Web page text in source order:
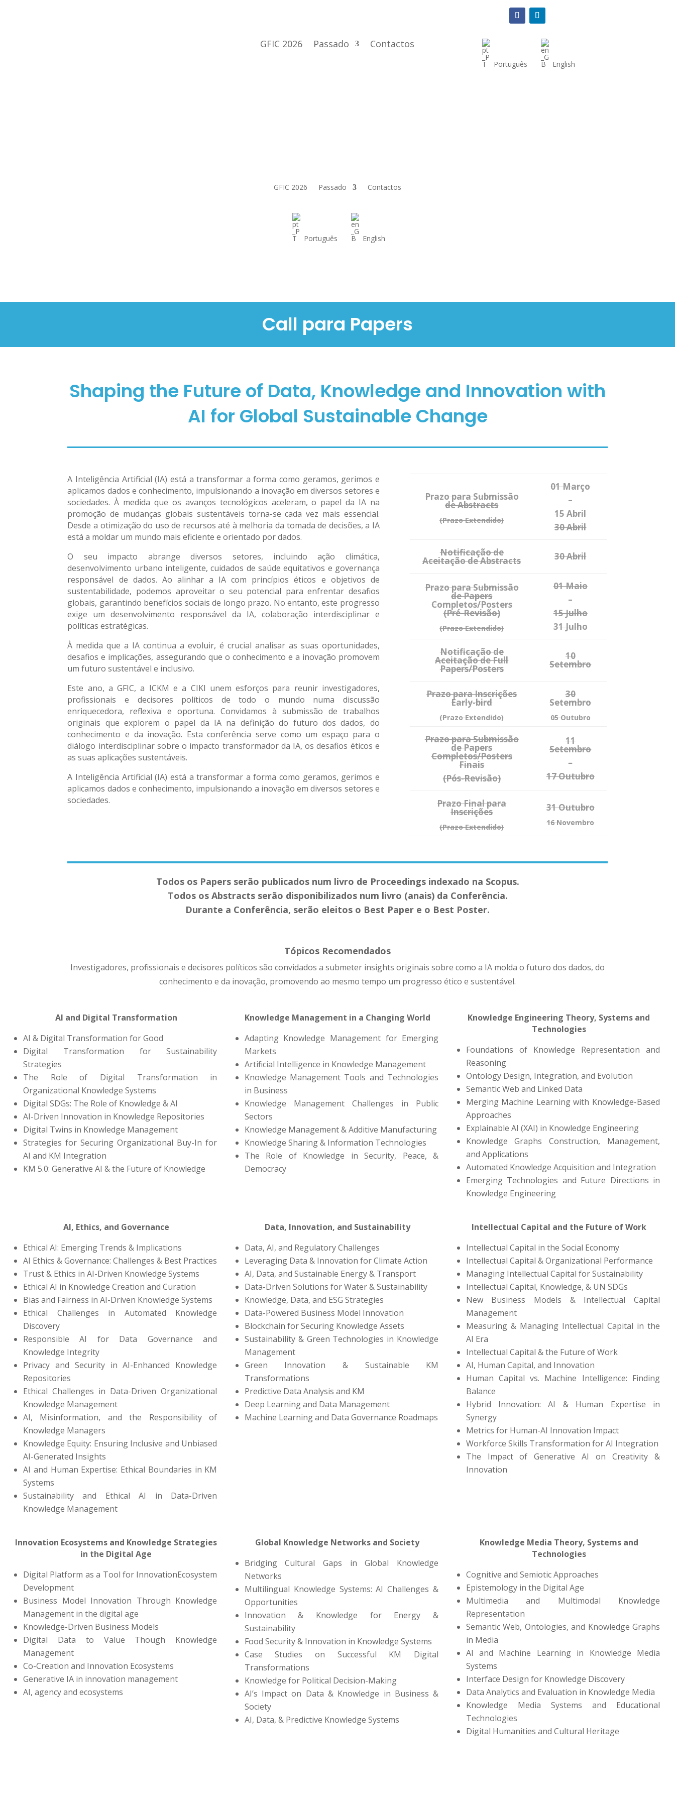
GFIC 2026 Passado Contactos
Português English
GFIC 2026 Passado Contactos
Português English
Call para Papers
Shaping the Future of Data, Knowledge and Innovation with
AI for Global Sustainable Change
A Inteligência Artificial (IA) está a transformar a forma como geramos, gerimos e
aplicamos dados e conhecimento, impulsionando a inovação em diversos setores e
sociedades. À medida que os avanços tecnológicos aceleram, o papel da IA na
promoção de mudanças globais sustentáveis torna-se cada vez mais essencial.
Desde a otimização do uso de recursos até à melhoria da tomada de decisões, a IA
está a moldar um mundo mais eficiente e orientado por dados.
O seu impacto abrange diversos setores, incluindo ação climática,
desenvolvimento urbano inteligente, cuidados de saúde equitativos e governança
responsável de dados. Ao alinhar a IA com princípios éticos e objetivos de
sustentabilidade, podemos aproveitar o seu potencial para enfrentar desafios
globais, garantindo benefícios sociais de longo prazo. No entanto, este progresso
exige um desenvolvimento responsável da IA, colaboração interdisciplinar e
políticas estratégicas.
À medida que a IA continua a evoluir, é crucial analisar as suas oportunidades,
desafios e implicações, assegurando que o conhecimento e a inovação promovem
um futuro sustentável e inclusivo.
Este ano, a GFIC, a ICKM e a CIKI unem esforços para reunir investigadores,
profissionais e decisores políticos de todo o mundo numa discussão
enriquecedora, reflexiva e oportuna. Convidamos à submissão de trabalhos
originais que explorem o papel da IA na definição do futuro dos dados, do
conhecimento e da inovação. Esta conferência serve como um espaço para o
diálogo interdisciplinar sobre o impacto transformador da IA, os desafios éticos e
as suas aplicações sustentáveis.
A Inteligência Artificial (IA) está a transformar a forma como geramos, gerimos e
aplicamos dados e conhecimento, impulsionando a inovação em diversos setores e
sociedades.
Prazo para Submissão
de Abstracts
(Prazo Extendido)
01 Março
–
15 Abril
30 Abril
Notificação de
Aceitação de Abstracts 30 Abril
Prazo para Submissão
de Papers
Completos/Posters
(Pré-Revisão)
(Prazo Extendido)
01 Maio
–
15 Julho
31 Julho
Notificação de
Aceitação de Full
Papers/Posters
10
Setembro
Prazo para Inscrições
Early-bird
(Prazo Extendido)
30
Setembro
05 Outubro
Prazo para Submissão
de Papers
Completos/Posters
Finais
(Pós-Revisão)
11
Setembro
–
17 Outubro
Prazo Final para
Inscrições
(Prazo Extendido)
31 Outubro
16 Novembro
Todos os Papers serão publicados num livro de Proceedings indexado na Scopus.
Todos os Abstracts serão disponibilizados num livro (anais) da Conferência.
Durante a Conferência, serão eleitos o Best Paper e o Best Poster.
Tópicos Recomendados
Investigadores, profissionais e decisores políticos são convidados a submeter insights originais sobre como a IA molda o futuro dos dados, do
conhecimento e da inovação, promovendo ao mesmo tempo um progresso ético e sustentável.
AI and Digital Transformation
AI & Digital Transformation for Good
Digital Transformation for Sustainability
Strategies
The Role of Digital Transformation in
Organizational Knowledge Systems
Digital SDGs: The Role of Knowledge & AI
AI-Driven Innovation in Knowledge Repositories
Digital Twins in Knowledge Management
Strategies for Securing Organizational Buy-In for
AI and KM Integration
KM 5.0: Generative AI & the Future of Knowledge
Knowledge Management in a Changing World
Adapting Knowledge Management for Emerging
Markets
Artificial Intelligence in Knowledge Management
Knowledge Management Tools and Technologies
in Business
Knowledge Management Challenges in Public
Sectors
Knowledge Management & Additive Manufacturing
Knowledge Sharing & Information Technologies
The Role of Knowledge in Security, Peace, &
Democracy
Knowledge Engineering Theory, Systems and
Technologies
Foundations of Knowledge Representation and
Reasoning
Ontology Design, Integration, and Evolution
Semantic Web and Linked Data
Merging Machine Learning with Knowledge-Based
Approaches
Explainable AI (XAI) in Knowledge Engineering
Knowledge Graphs Construction, Management,
and Applications
Automated Knowledge Acquisition and Integration
Emerging Technologies and Future Directions in
Knowledge Engineering
AI, Ethics, and Governance
Ethical AI: Emerging Trends & Implications
AI Ethics & Governance: Challenges & Best Practices
Trust & Ethics in AI-Driven Knowledge Systems
Ethical AI in Knowledge Creation and Curation
Bias and Fairness in AI-Driven Knowledge Systems
Ethical Challenges in Automated Knowledge
Discovery
Responsible AI for Data Governance and
Knowledge Integrity
Privacy and Security in AI-Enhanced Knowledge
Repositories
Ethical Challenges in Data-Driven Organizational
Knowledge Management
AI, Misinformation, and the Responsibility of
Knowledge Managers
Knowledge Equity: Ensuring Inclusive and Unbiased
AI-Generated Insights
AI and Human Expertise: Ethical Boundaries in KM
Systems
Sustainability and Ethical AI in Data-Driven
Knowledge Management
Data, Innovation, and Sustainability
Data, AI, and Regulatory Challenges
Leveraging Data & Innovation for Climate Action
AI, Data, and Sustainable Energy & Transport
Data-Driven Solutions for Water & Sustainability
Knowledge, Data, and ESG Strategies
Data-Powered Business Model Innovation
Blockchain for Securing Knowledge Assets
Sustainability & Green Technologies in Knowledge
Management
Green Innovation & Sustainable KM
Transformations
Predictive Data Analysis and KM
Deep Learning and Data Management
Machine Learning and Data Governance Roadmaps
Intellectual Capital and the Future of Work
Intellectual Capital in the Social Economy
Intellectual Capital & Organizational Performance
Managing Intellectual Capital for Sustainability
Intellectual Capital, Knowledge, & UN SDGs
New Business Models & Intellectual Capital
Management
Measuring & Managing Intellectual Capital in the
AI Era
Intellectual Capital & the Future of Work
AI, Human Capital, and Innovation
Human Capital vs. Machine Intelligence: Finding
Balance
Hybrid Innovation: AI & Human Expertise in
Synergy
Metrics for Human-AI Innovation Impact
Workforce Skills Transformation for AI Integration
The Impact of Generative AI on Creativity &
Innovation
Innovation Ecosystems and Knowledge Strategies
in the Digital Age
Digital Platform as a Tool for InnovationEcosystem
Development
Business Model Innovation Through Knowledge
Management in the digital age
Knowledge-Driven Business Models
Digital Data to Value Though Knowledge
Management
Co-Creation and Innovation Ecosystems
Generative IA in innovation management
AI, agency and ecosystems
Global Knowledge Networks and Society
Bridging Cultural Gaps in Global Knowledge
Networks
Multilingual Knowledge Systems: AI Challenges &
Opportunities
Innovation & Knowledge for Energy &
Sustainability
Food Security & Innovation in Knowledge Systems
Case Studies on Successful KM Digital
Transformations
Knowledge for Political Decision-Making
AI’s Impact on Data & Knowledge in Business &
Society
AI, Data, & Predictive Knowledge Systems
Knowledge Media Theory, Systems and
Technologies
Cognitive and Semiotic Approaches
Epistemology in the Digital Age
Multimedia and Multimodal Knowledge
Representation
Semantic Web, Ontologies, and Knowledge Graphs
in Media
AI and Machine Learning in Knowledge Media
Systems
Interface Design for Knowledge Discovery
Data Analytics and Evaluation in Knowledge Media
Knowledge Media Systems and Educational
Technologies
Digital Humanities and Cultural Heritage